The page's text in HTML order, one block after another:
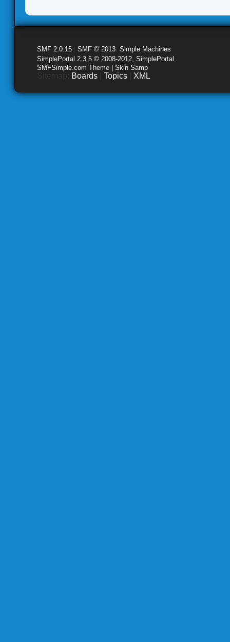
SMF 2.0.15 SMF © 2013 Simple Machines
SimplePortal 2.3.5 © 2008-2012, SimplePortal
SMFSimple.com Theme | Skin Samp
Boards Topics XML